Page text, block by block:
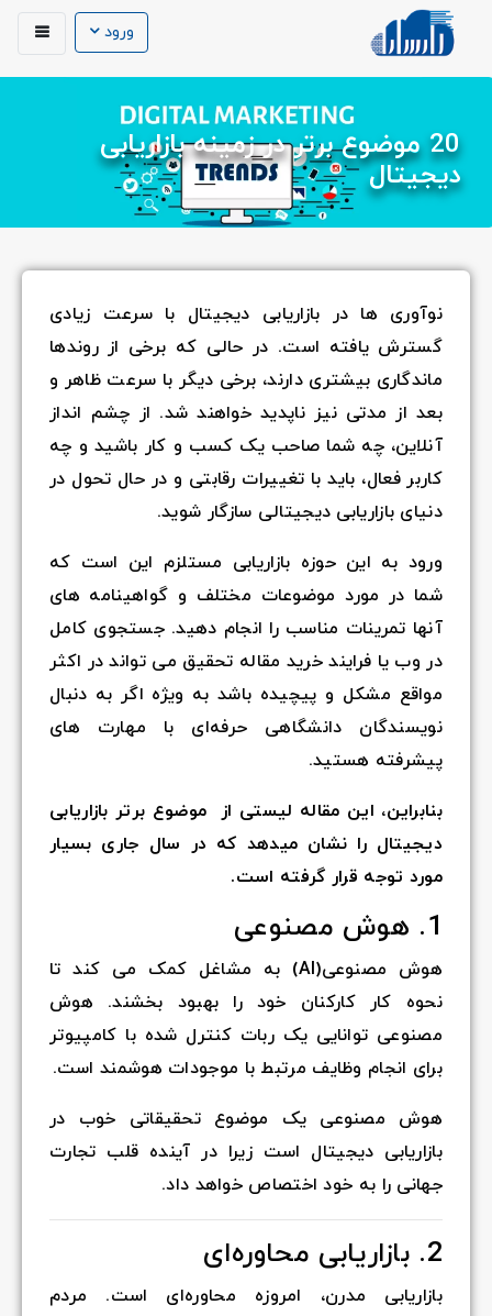
ورود
20 موضوع برتر در زمینه بازاریابی
دیجیتال
نوآوری ها در بازاریابی دیجیتال با سرعت زیادی
گسترش یافته است. در حالی که برخی از روندها
ماندگاری بیشتری دارند، برخی دیگر با سرعت ظاهر و
بعد از مدتی نیز ناپدید خواهند شد. از چشم انداز
آنلاین، چه شما صاحب یک کسب و کار باشید و چه
کاربر فعال، باید با تغییرات رقابتی و در حال تحول در
دنیای بازاریابی دیجیتالی سازگار شوید.
ورود به این حوزه بازاریابی مستلزم این است که
شما در مورد موضوعات مختلف و گواهینامه های
آنها تمرینات مناسب را انجام دهید. جستجوی کامل
در وب یا فرایند خرید مقاله تحقیق می تواند در اکثر
مواقع مشکل و پیچیده باشد به ویژه اگر به دنبال
نویسندگان دانشگاهی حرفه‌ای با مهارت های
پیشرفته هستید.
بنابراین، این مقاله لیستی از موضوع برتر بازاریابی
دیجیتال را نشان میدهد که در سال جاری بسیار
مورد توجه قرار گرفته است.
1. هوش مصنوعی
هوش مصنوعی(AI) به مشاغل کمک می کند تا
نحوه کار کارکنان خود را بهبود بخشند. هوش
مصنوعی توانایی یک ربات کنترل شده با کامپیوتر
برای انجام وظایف مرتبط با موجودات هوشمند است.
هوش مصنوعی یک موضوع تحقیقاتی خوب در
بازاریابی دیجیتال است زیرا در آینده قلب تجارت
جهانی را به خود اختصاص خواهد داد.
2. بازاریابی محاوره‌ای
بازاریابی مدرن، امروزه محاوره‌ای است. مردم